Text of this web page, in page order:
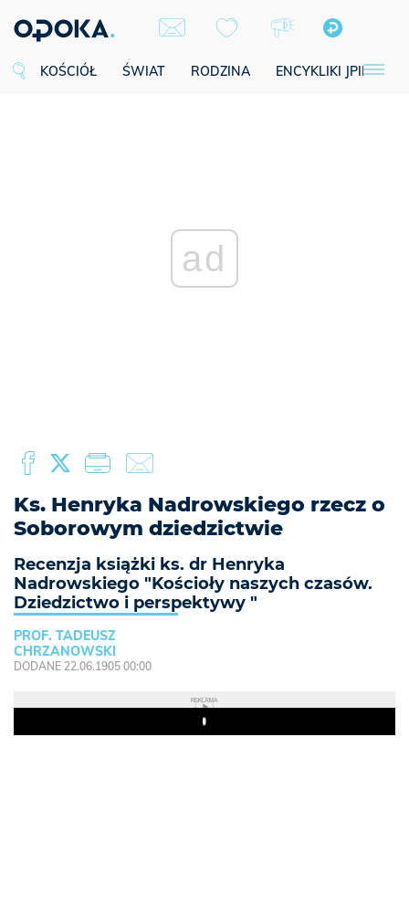
KOŚCIÓŁ ŚWIAT RODZINA ENCYKLIKI JPII
ad
Ks. Henryka Nadrowskiego rzecz o
Soborowym dziedzictwie
Recenzja książki ks. dr Henryka
Nadrowskiego "Kościoły naszych czasów.
Dziedzictwo i perspektywy "
PROF. TADEUSZ
CHRZANOWSKI
DODANE 22.06.1905 00:00
REKLAMA
Play